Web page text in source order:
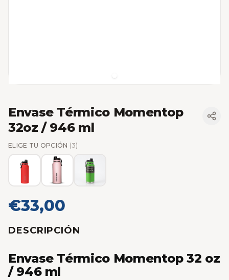
Envase Térmico Momentop
32oz / 946 ml
ELIGE TU OPCIÓN (3)
€33,00
DESCRIPCIÓN
Envase Térmico Momentop 32 oz
/ 946 ml